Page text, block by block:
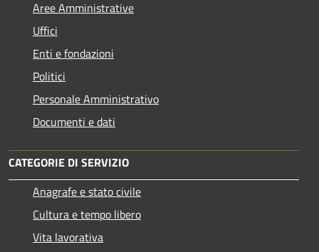
Aree Amministrative
Uffici
Enti e fondazioni
Politici
Personale Amministrativo
Documenti e dati
CATEGORIE DI SERVIZIO
Anagrafe e stato civile
Cultura e tempo libero
Vita lavorativa